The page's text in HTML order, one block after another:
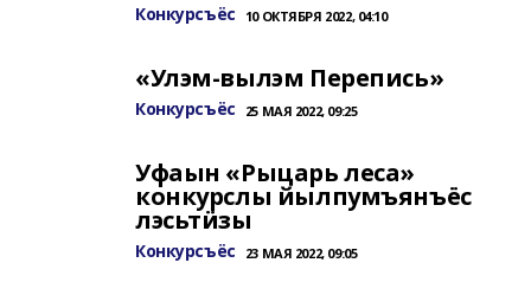
Конкурсъёс 10 ОКТЯБРЯ 2022, 04:10
«Улэм-вылэм Перепись»
Конкурсъёс 25 МАЯ 2022, 09:25
Уфаын «Рыцарь леса»
конкурслы йылпумъянъёс
лэсьтӥзы
Конкурсъёс 23 МАЯ 2022, 09:05